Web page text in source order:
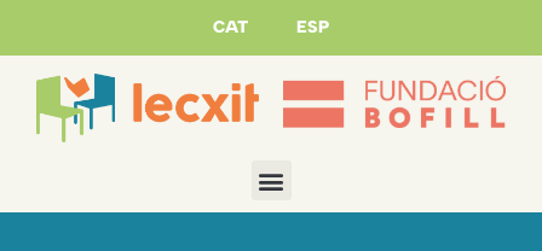
CAT ESP